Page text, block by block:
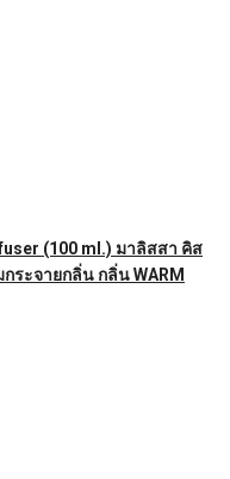
(100 ml.) มาลิสสา คิส
ระจายกลิ่น กลิ่น WARM